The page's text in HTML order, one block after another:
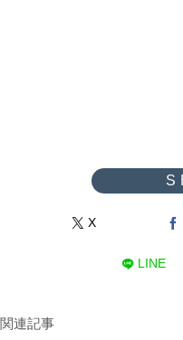
X
LINE
関連記事